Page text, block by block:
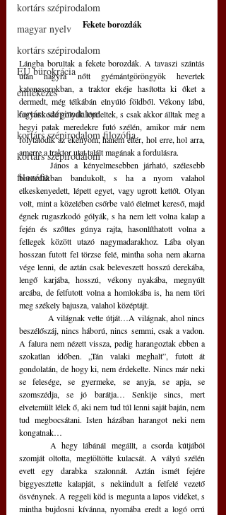
kortárs szépirodalom
magyar nyelv
kortárs szépirodalom
EU bürokrácia
emlékezés
kortárs szépirodalom
kortárs szépirodalom filozófia
kortárs szépirodalom
filozófia
Fekete borozdák
Lángba borultak a fekete borozdák. A tavaszi szántás
után nagyra nőtt gyémántgöröngyök hevertek
katonasorokban, a traktor ekéje hasította ki őket a
dermedt, még télkábán elnyúló földből. Vékony lábú,
fagyoskodó gólyák lépdeltek, s csak akkor álltak meg a
hegyi patak meredekre futó szélén, amikor már nem
folytatódik az ekenyom, hanem eltér, hol erre, hol arra,
amerre a traktor utat talált magának a fordulásra.
	János a kényelmesebben járható, szélesebb
borozdákban bandukolt, s ha a nyom valahol
elkeskenyedett, lépett egyet, vagy ugrott kettőt. Olyan
volt, mint a közelében csőrbe való élelmet kereső, majd
égnek rugaszkodó gólyák, s ha nem lett volna kalap a
fején és szőttes gúnya rajta, hasonlíthatott volna a
fellegek között utazó nagymadarakhoz. Lába olyan
hosszan futott fel törzse felé, mintha soha nem akarna
vége lenni, de aztán csak beleveszett hosszú derekába,
lengő karjába, hosszú, vékony nyakába, megnyúlt
arcába, de felfutott volna a homlokába is, ha nem töri
meg székely bajusza, valahol középtájt.
beszélőszáj, nincs háború, nincs semmi, csak a vadon.
A falura nem nézett vissza, pedig harangoztak ebben a
szokatlan időben. „Tán valaki meghalt”, futott át
gondolatán, de hogy ki, nem érdekelte. Nincs már neki
se felesége, se gyermeke, se anyja, se apja, se
szomszédja, se jó barátja… Senkije sincs, mert
elvetemült lélek ő, aki nem tud túl lenni saját baján, nem
tud megbocsátani. Isten házában harangot neki nem
kongatnak…
szomját oltotta, megtöltötte kulacsát. A vályú szélén
evett egy darabka szalonnát. Aztán ismét fejére
biggyesztette kalapját, s nekiindult a felfelé vezető
ösvénynek. A reggeli köd is megunta a lapos vidéket, s
mintha bujdosni kívánna, nyomába eredt a logó orrú